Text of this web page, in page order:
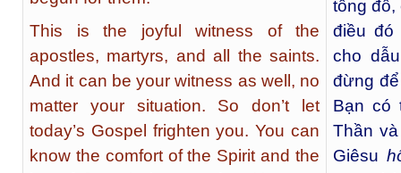
This is the joyful witness of the
apostles, martyrs, and all the saints.
And it can be your witness as well, no
matter your situation. So don’t let
today’s Gospel frighten you. You can
know the comfort of the Spirit and the
tông đồ,
điều đó
cho
đừng
Bạn có
Thần
Giêsu